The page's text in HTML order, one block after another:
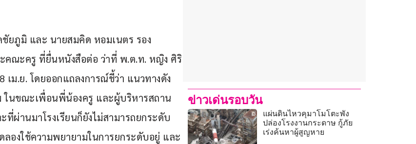
ยภูมิ และ นายสมคิด หอมเนตร รอง
ณะครู ที่ยื่นหนังสือต่อ ว่าที่ พ.ต.ท. หญิง ศิริ
ม.ย. โดยออกแถลงการณ์ชี้ว่า แนวทางดัง
ในขณะเพื่อนพี่น้องครู และผู้บริหารสถาน
ที่ผ่านมาโรงเรียนก็ยังไม่สามารถยกระดับ
องใช้ความพยายามในการยกระดับอยู่ และ
ข่าวเด่นรอบวัน
แผ่นดินไหวคุมาโมโตะพัง
ปล่องโรงงานกระดาษ กู้ภัย
เร่งค้นหาผู้สูญหาย